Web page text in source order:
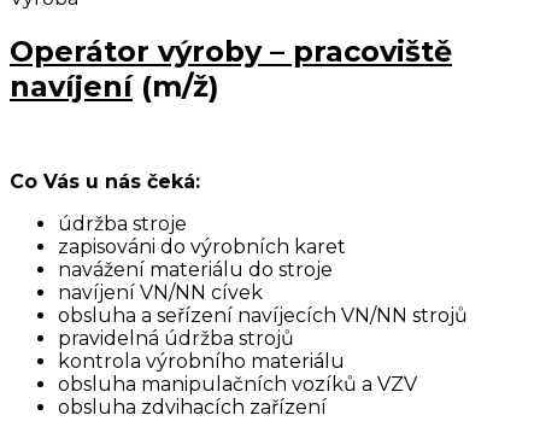
Operátor výroby – pracoviště
navíjení(m/ž)
Co Vás u nás čeká:
údržba stroje
zapisováni do výrobních karet
navážení materiálu do stroje
navíjení VN/NN cívek
obsluha a seřízení navíjecích VN/NN strojů
pravidelná údržba strojů
kontrola výrobního materiálu
obsluha manipulačních vozíků a VZV
obsluha zdvihacích zařízení